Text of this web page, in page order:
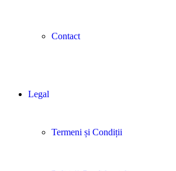
Contact
Legal
Termeni și Condiții